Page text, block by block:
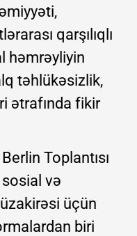
qarşılıqlı
həmrəyliyin
təhlükəsizlik,
ətrafında fikir
Toplantısı
və
üçün
biri